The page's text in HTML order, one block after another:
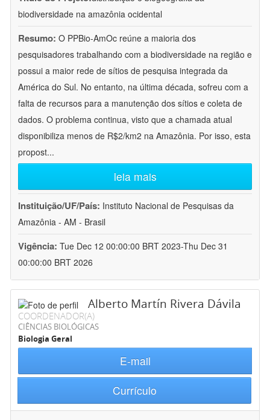
biodiversidade na amazônia ocidental
Resumo: O PPBio-AmOc reúne a maioria dos
pesquisadores trabalhando com a biodiversidade na região e
possui a maior rede de sítios de pesquisa integrada da
América do Sul. No entanto, na última década, sofreu com a
falta de recursos para a manutenção dos sítios e coleta de
dados. O problema continua, visto que a chamada atual
disponibiliza menos de R$2/km2 na Amazônia. Por isso, esta
propost...
leia mais
Instituição/UF/País: Instituto Nacional de Pesquisas da
Amazônia - AM - Brasil
Vigência: Tue Dec 12 00:00:00 BRT 2023-Thu Dec 31
00:00:00 BRT 2026
Alberto Martín Rivera Dávila
COORDENADOR(A)
CIÊNCIAS BIOLÓGICAS
Biologia Geral
E-mail
Currículo